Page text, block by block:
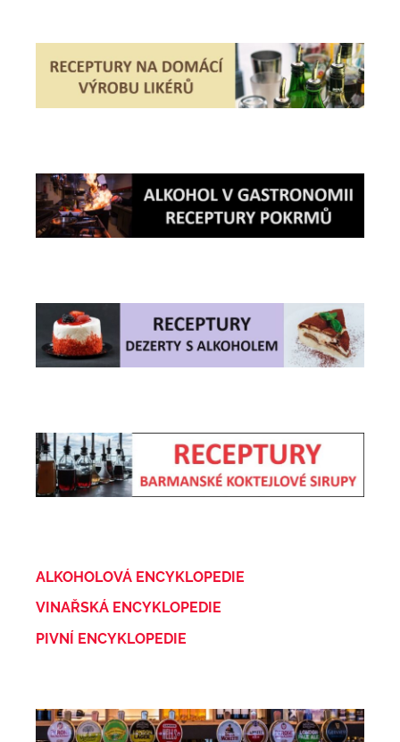
ALKOHOLOVÁ ENCYKLOPEDIE
VINAŘSKÁ ENCYKLOPEDIE
PIVNÍ ENCYKLOPEDIE